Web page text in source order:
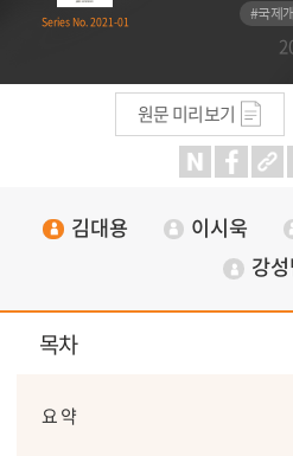
Series No. 2021-01 #국제
원문 미리보기
김대용 이시욱
강
목차
요 약